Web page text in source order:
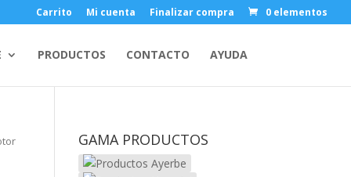
Carrito Mi cuenta Finalizar compra 0 elementos
PRODUCTOS CONTACTO AYUDA
GAMA PRODUCTOS